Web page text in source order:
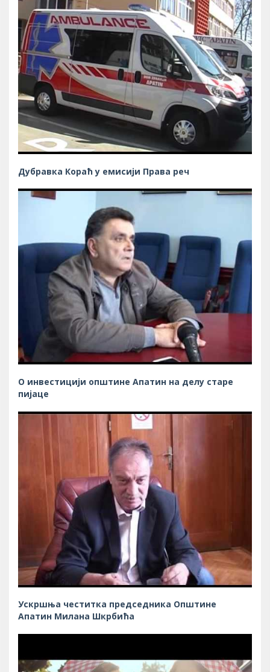
Дубравка Кораћ у емисији Права реч
О инвестицији општине Апатин на делу старе
пијаце
Ускршња честитка председника Општине
Апатин Милана Шкрбића